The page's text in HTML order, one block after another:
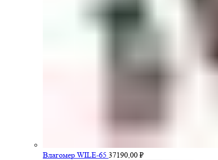
Влагомер WILE-65 37190,00 ₽